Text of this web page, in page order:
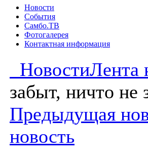
Новости
События
Самбо.ТВ
Фотогалерея
Контактная информация
НовостиЛента
забыт, ничто не
Предыдущая
новость